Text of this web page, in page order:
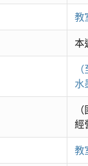
教
本
水
經
教